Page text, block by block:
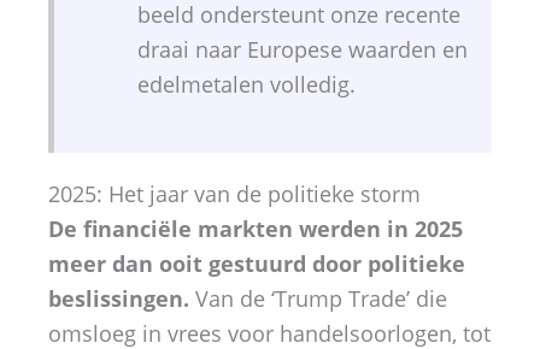
beeld ondersteunt onze recente
draai naar Europese waarden en
edelmetalen volledig.
2025: Het jaar van de politieke storm
De financiële markten werden in 2025
meer dan ooit gestuurd door politieke
beslissingen. Van de ‘Trump Trade’ die
omsloeg in vrees voor handelsoorlogen, tot